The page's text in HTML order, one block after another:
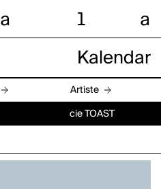
a l a
Kalendar
Artiste
cie TOAST